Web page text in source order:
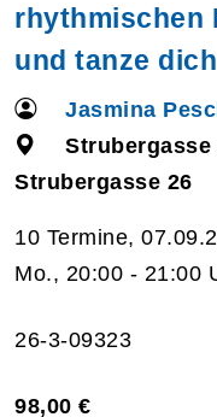
rhythmischen
und tanze
Jasmina
Strubergasse
Strubergasse 26
10 Termine,
Mo., 20:00 - 21:00
26-3-09323
98,00 €